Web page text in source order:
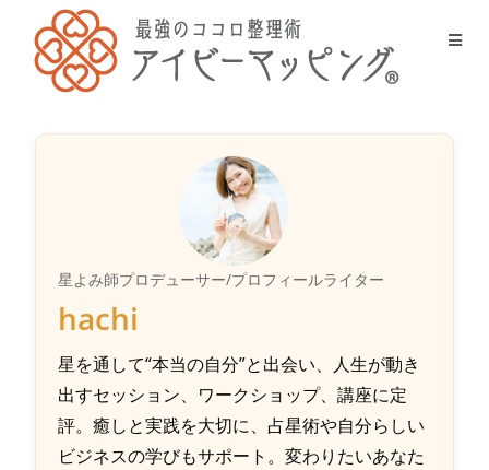
星よみ師プロデューサー/プロフィールライター
hachi
星を通して“本当の自分”と出会い、人生が動き
出すセッション、ワークショップ、講座に定
評。癒しと実践を大切に、占星術や自分らしい
ビジネスの学びもサポート。変わりたいあなた